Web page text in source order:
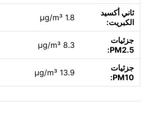
ثاني أكسيد
الكبريت:
1.8 µg/m³
جزئيات
PM2.5:
8.3 µg/m³
جزئيات
PM10:
13.9 µg/m³